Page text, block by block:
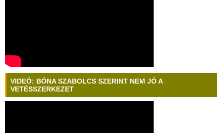
VIDEÓ: BÓNA SZABOLCS SZERINT NEM JÓ A
VETÉSSZERKEZET